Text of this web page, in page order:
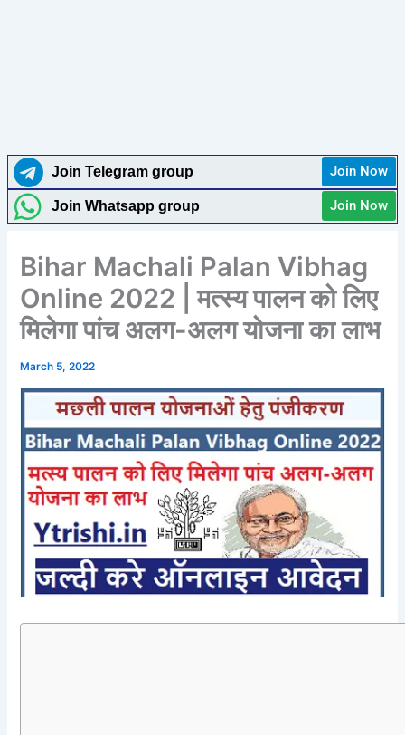
Join Telegram group Join Now
Join Whatsapp group Join Now
Bihar Machali Palan Vibhag
Online 2022 | मत्स्य पालन को लिए
मिलेगा पांच अलग-अलग योजना का लाभ
March 5, 2022